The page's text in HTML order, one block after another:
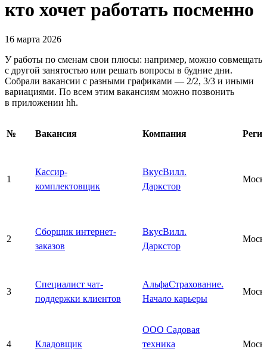
кто хочет работать посменно
16 марта 2026
У работы по сменам свои плюсы: например, можно совмещать
с другой занятостью или решать вопросы в будние дни.
Собрали вакансии с разными графиками — 2/2, 3/3 и иными
вариациями. По всем этим вакансиям можно позвонить
в приложении hh.
№ Вакансия Компания
1
Кассир-
комплектовщик
ВкусВилл.
Даркстор
2
Сборщик интернет-
заказов
ВкусВилл.
Даркстор
3
Специалист чат-
поддержки клиентов
АльфаСтрахование.
Начало карьеры
4 Кладовщик
ООО Садовая
техника